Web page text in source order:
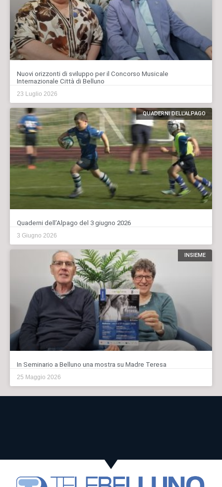
Nuovi orizzonti di sviluppo per il Concorso Musicale
Internazionale Città di Belluno
23 Luglio 2026
QUADERNI DELL'ALPAGO
Quaderni dell’Alpago del 3 giugno 2026
3 Giugno 2026
INSIEME
In Seminario a Belluno una mostra su Madre Teresa
25 Maggio 2026